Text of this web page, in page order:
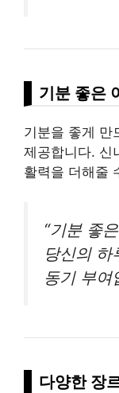
기분 좋은
기분을 좋게 만
제공합니다. 신
활력을 더해줄
“기분 좋
당신의
동기 부여
다양한 장